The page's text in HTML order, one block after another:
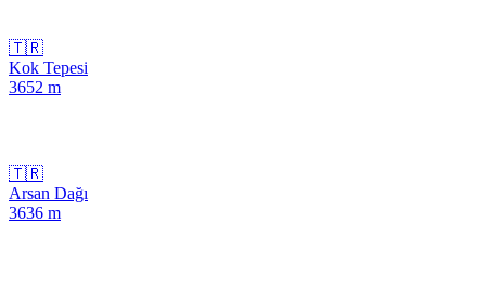
🇹🇷
Kok Tepesi
3652 m
🇹🇷
Arsan Dağı
3636 m